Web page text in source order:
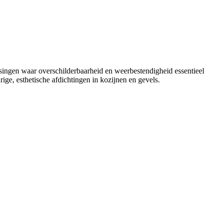
waar overschilderbaarheid en weerbestendigheid essentieel
esthetische afdichtingen in kozijnen en gevels.